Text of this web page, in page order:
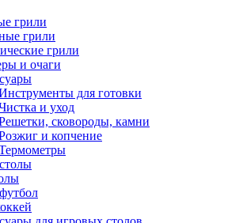
грили
грили
грили
и очаги
для готовки
и уход
сковороды, камни
и копчение